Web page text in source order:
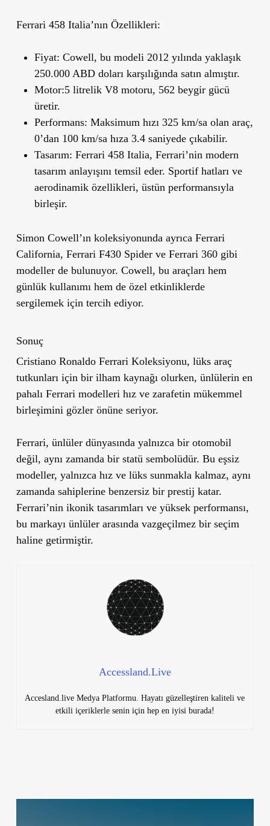
Ferrari 458 Italia’nın Özellikleri:
Fiyat: Cowell, bu modeli 2012 yılında yaklaşık
250.000 ABD doları karşılığında satın almıştır.
Motor:5 litrelik V8 motoru, 562 beygir gücü
üretir.
Performans: Maksimum hızı 325 km/sa olan araç,
0’dan 100 km/sa hıza 3.4 saniyede çıkabilir.
Tasarım: Ferrari 458 Italia, Ferrari’nin modern
tasarım anlayışını temsil eder. Sportif hatları ve
aerodinamik özellikleri, üstün performansıyla
birleşir.
Simon Cowell’ın koleksiyonunda ayrıca Ferrari
California, Ferrari F430 Spider ve Ferrari 360 gibi
modeller de bulunuyor. Cowell, bu araçları hem
günlük kullanımı hem de özel etkinliklerde
sergilemek için tercih ediyor.
Sonuç
Cristiano Ronaldo Ferrari Koleksiyonu, lüks araç
tutkunları için bir ilham kaynağı olurken, ünlülerin en
pahalı Ferrari modelleri hız ve zarafetin mükemmel
birleşimini gözler önüne seriyor.
Ferrari, ünlüler dünyasında yalnızca bir otomobil
değil, aynı zamanda bir statü sembolüdür. Bu eşsiz
modeller, yalnızca hız ve lüks sunmakla kalmaz, aynı
zamanda sahiplerine benzersiz bir prestij katar.
Ferrari’nin ikonik tasarımları ve yüksek performansı,
bu markayı ünlüler arasında vazgeçilmez bir seçim
haline getirmiştir.
Accessland.Live
Accesland.live Medya Platformu. Hayatı güzelleştiren kaliteli ve
etkili içeriklerle senin için hep en iyisi burada!